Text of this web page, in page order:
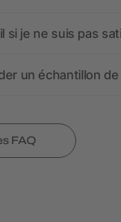
si je ne suis pas
un échantillon de
FAQ